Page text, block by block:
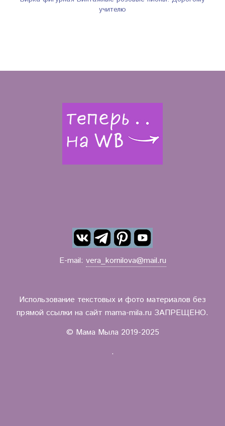
учителю
E-mail: vera_kornilova@mail.ru
Использование текстовых и фото материалов без
прямой ссылки на сайт mama-mila.ru ЗАПРЕЩЕНО.
© Мама Мыла 2019-2025
.